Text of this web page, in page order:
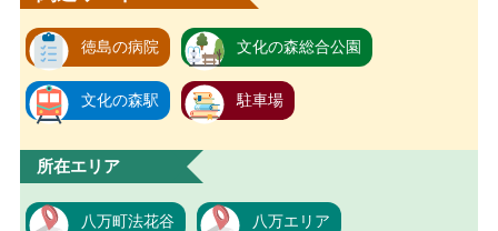
徳島の病院 文化の森総合公園
文化の森駅 駐車場
所在エリア
八万町法花谷 八万エリア